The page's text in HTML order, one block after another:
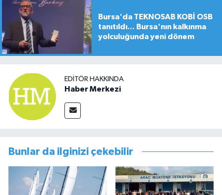
Bursa'da TEKNOSAB KOBİ OSB
tanıtıldı... Bursa'nın kalkınma
yolculuğunda yeni dönem
EDITÖR HAKKINDA
Haber Merkezi
Bunlar da ilginizi çekebilir